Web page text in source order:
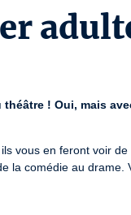
! Oui, mais
vous en feront voir
la comédie au